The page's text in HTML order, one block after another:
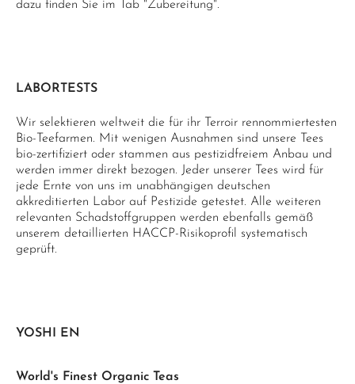
dazu finden Sie im Tab "Zubereitung".
LABORTESTS
Wir selektieren weltweit die für ihr Terroir rennommiertesten
Bio-Teefarmen. Mit wenigen Ausnahmen sind unsere Tees
bio-zertifiziert oder stammen aus pestizidfreiem Anbau und
werden immer direkt bezogen. Jeder unserer Tees wird für
jede Ernte von uns im unabhängigen deutschen
akkreditierten Labor auf Pestizide getestet. Alle weiteren
relevanten Schadstoffgruppen werden ebenfalls gemäß
unserem detaillierten HACCP-Risikoprofil systematisch
geprüft.
YOSHI EN
World's Finest Organic Teas